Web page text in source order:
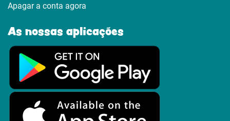
Apagar a conta agora
As nossas aplicações